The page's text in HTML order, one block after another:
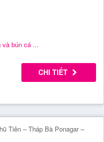
và bún cá ...
CHI TIẾT